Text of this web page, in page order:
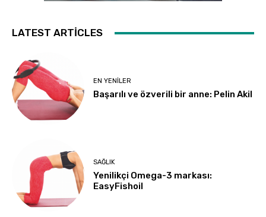
LATEST ARTICLES
EN YENILER
Başarılı ve özverili bir anne: Pelin Akil
SAĞLIK
Yenilikçi Omega-3 markası:
EasyFishoil